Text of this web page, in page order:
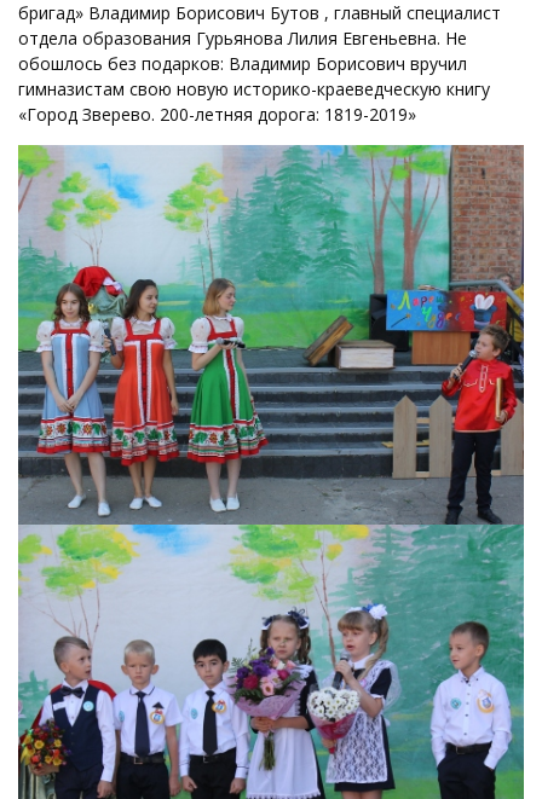
бригад» Владимир Борисович Бутов , главный специалист
отдела образования Гурьянова Лилия Евгеньевна. Не
обошлось без подарков: Владимир Борисович вручил
гимназистам свою новую историко-краеведческую книгу
«Город Зверево. 200-летняя дорога: 1819-2019»